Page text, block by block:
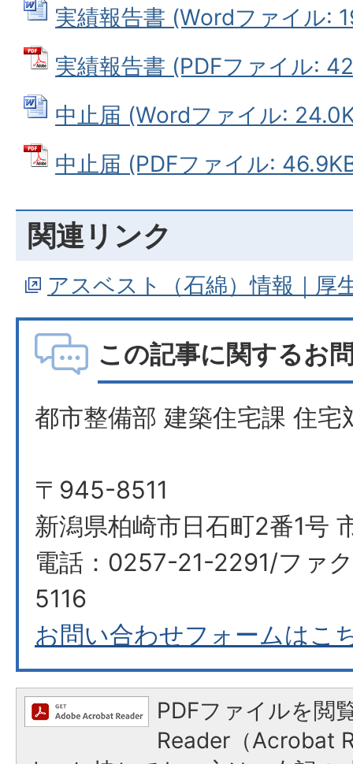
実績報告書 (Wordファイル:
実績報告書 (PDFファイル:
中止届 (Wordファイル:
中止届 (PDFファイル:
関連リンク
アスベスト（石綿）情報｜厚
この記事に関するお
都市整備部 建築住宅課 住宅
〒945-8511
新潟県柏崎市日石町2番1号
電話：0257-21-2291/ファ
5116
お問い合わせフォームはこ
PDFファイルを閲
Reader（Acrobat